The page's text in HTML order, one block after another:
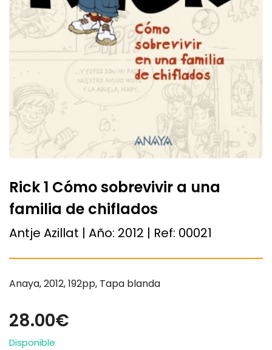
Rick 1 Cómo sobrevivir a una
familia de chiflados
Antje Azillat | Año: 2012 | Ref: 00021
Anaya, 2012, 192pp, Tapa blanda
28.00€
Disponible